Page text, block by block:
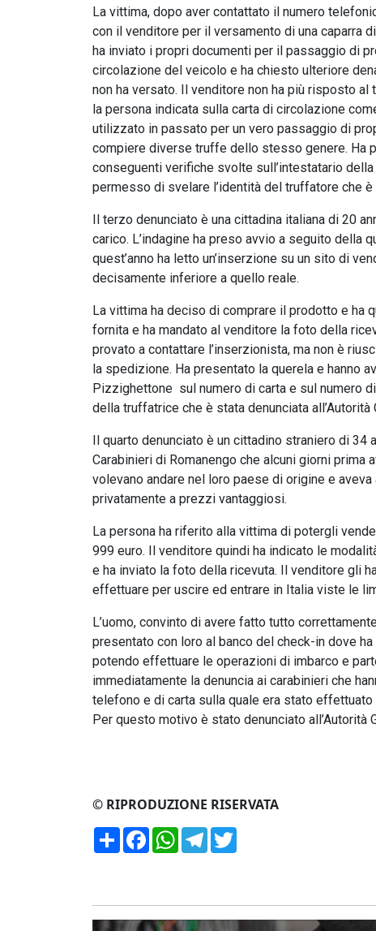
La vittima, dopo aver contattato il numero
con il venditore per il versamento di una caparra
ha inviato i propri documenti per il passaggio di
circolazione del veicolo e ha chiesto ulteriore
non ha versato. Il venditore non ha più risposto
la persona indicata sulla carta di circolazione
utilizzato in passato per un vero passaggio di
compiere diverse truffe dello stesso genere. Ha
conseguenti verifiche svolte sull’intestatario
permesso di svelare l’identità del truffatore che è
Il terzo denunciato è una cittadina italiana di 20
carico. L’indagine ha preso avvio a seguito della
quest’anno ha letto un’inserzione su un sito di
decisamente inferiore a quello reale.
La vittima ha deciso di comprare il prodotto e ha
fornita e ha mandato al venditore la foto della
provato a contattare l’inserzionista, ma non è
la spedizione. Ha presentato la querela e hanno
Pizzighettone sul numero di carta e sul numero
della truffatrice che è stata denunciata all’Autorità
Il quarto denunciato è un cittadino straniero di 34
Carabinieri di Romanengo che alcuni giorni
volevano andare nel loro paese di origine e
privatamente a prezzi vantaggiosi.
La persona ha riferito alla vittima di potergli
999 euro. Il venditore quindi ha indicato le
e ha inviato la foto della ricevuta. Il venditore gli
effettuare per uscire ed entrare in Italia viste le
L’uomo, convinto di avere fatto tutto
presentato con loro al banco del check-in dove
potendo effettuare le operazioni di imbarco e
immediatamente la denuncia ai carabinieri che
telefono e di carta sulla quale era stato effettuato
Per questo motivo è stato denunciato all’Autorità
© RIPRODUZIONE RISERVATA
CondividiFacebookWhatsApp
Telegram